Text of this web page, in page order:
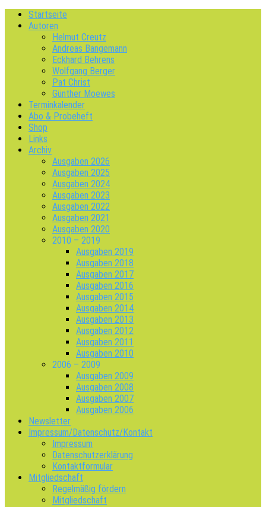
Startseite
Autoren
Helmut Creutz
Andreas Bangemann
Eckhard Behrens
Wolfgang Berger
Pat Christ
Günther Moewes
Terminkalender
Abo & Probeheft
Shop
Links
Archiv
Ausgaben 2026
Ausgaben 2025
Ausgaben 2024
Ausgaben 2023
Ausgaben 2022
Ausgaben 2021
Ausgaben 2020
2010 – 2019
Ausgaben 2019
Ausgaben 2018
Ausgaben 2017
Ausgaben 2016
Ausgaben 2015
Ausgaben 2014
Ausgaben 2013
Ausgaben 2012
Ausgaben 2011
Ausgaben 2010
2006 – 2009
Ausgaben 2009
Ausgaben 2008
Ausgaben 2007
Ausgaben 2006
Newsletter
Impressum/Datenschutz/Kontakt
Impressum
Datenschutzerklärung
Kontaktformular
Mitgliedschaft
Regelmäßig fördern
Mitgliedschaft